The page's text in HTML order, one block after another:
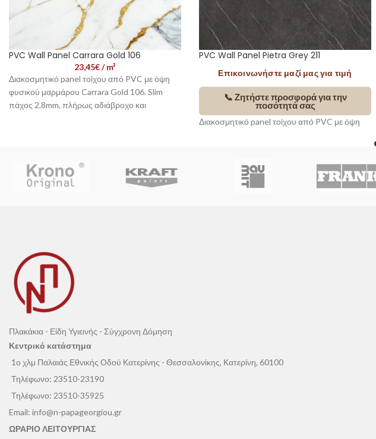
PVC Wall Panel Carrara Gold 106
23,45€/ m²
Διακοσμητικό panel τοίχου από PVC με όψη
φυσικού μαρμάρου Carrara Gold 106. Slim
πάχος 2,8mm, πλήρως αδιάβροχο και
Η τιμή συσκευασίας αντιστοιχεί σε1 φύλλο
panel.
PVC Wall Panel Pietra Grey 211
Επικοινωνήστε μαζί μας για τιμή
📞 Ζητήστε προσφορά για την
ποσότητά σας
Διακοσμητικό panel τοίχου από PVC με όψη
σύγχρονους εσωτερικούς χώρους.
Πλακάκια - Είδη Υγιεινής - Σύγχρονη Δόμηση
Κεντρικό κατάστημα
1ο χλμ Παλαιάς Εθνικής Οδού Κατερίνης - Θεσσαλονίκης, Κατερίνη, 60100
Τηλέφωνο: 23510-23190
Τηλέφωνο: 23510-35925
Email: info@n-papageorgiou.gr
ΩΡΑΡΙΟ ΛΕΙΤΟΥΡΓΙΑΣ